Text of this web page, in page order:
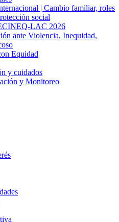
| Cambio familiar, roles
social
LAC 2026
ante Violencia, Inequidad,
Equidad
y cuidados
y Monitoreo